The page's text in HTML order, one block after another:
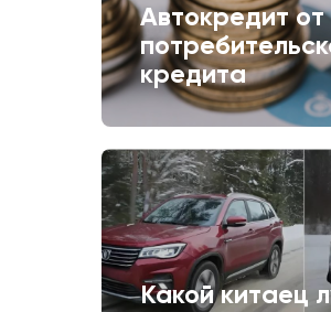
Автокредит от
кредита
Какой китаец